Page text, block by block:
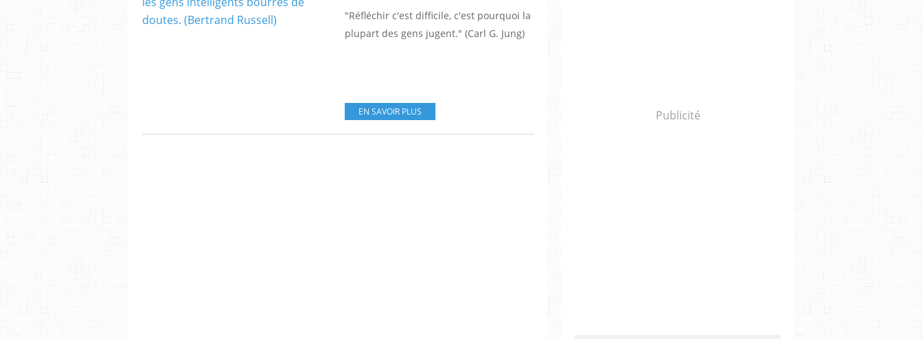
"Réfléchir c'est difficile, c'est pourquoi la
plupart des gens jugent." (Carl G. Jung)
EN SAVOIR PLUS Publicité